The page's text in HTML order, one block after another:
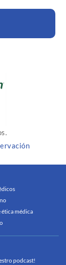
médica
podcast!